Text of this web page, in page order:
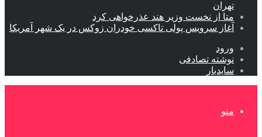
تهران
متا از نخست وزیر هند عذرخواهی کرد
آغاز سرویس پولی تاکسی خودران زوکس در یک شهر آمریکا
ورود
نوشته تصادفی
سایدبار
منو